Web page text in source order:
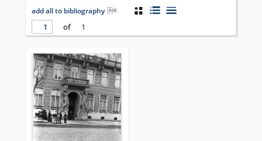
add all to bibliography
of
1